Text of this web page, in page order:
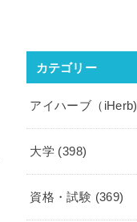
カテゴリー
アイハーブ（iHerb)
大学 (398)
資格・試験 (369)